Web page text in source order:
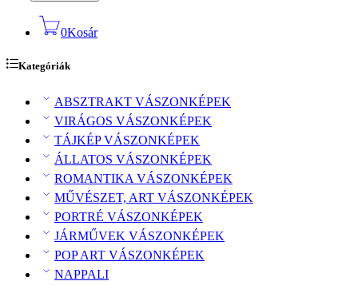
0Kosár
Kategóriák
ABSZTRAKT VÁSZONKÉPEK
VIRÁGOS VÁSZONKÉPEK
TÁJKÉP VÁSZONKÉPEK
ÁLLATOS VÁSZONKÉPEK
ROMANTIKA VÁSZONKÉPEK
MŰVÉSZET, ART VÁSZONKÉPEK
PORTRÉ VÁSZONKÉPEK
JÁRMŰVEK VÁSZONKÉPEK
POP ART VÁSZONKÉPEK
NAPPALI